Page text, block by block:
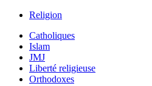
Religion
Catholiques
Islam
JMJ
Liberté religieuse
Orthodoxes